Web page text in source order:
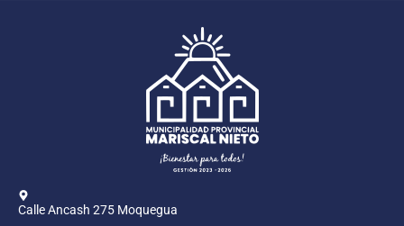
Calle Ancash 275 Moquegua